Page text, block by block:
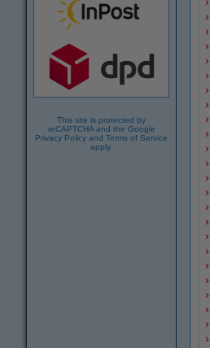
This site is protected by
reCAPTCHA and the Google
Privacy Policy and Terms of Service
apply.